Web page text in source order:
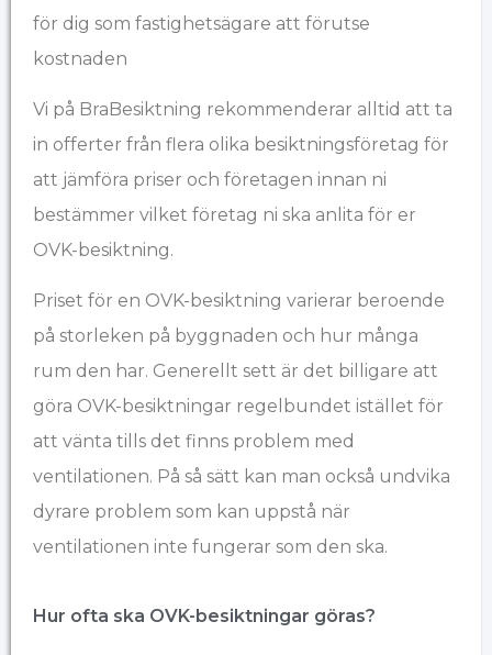
för dig som fastighetsägare att förutse
kostnaden
Vi på BraBesiktning rekommenderar alltid att ta
in offerter från flera olika besiktningsföretag för
att jämföra priser och företagen innan ni
bestämmer vilket företag ni ska anlita för er
OVK-besiktning.
Priset för en OVK-besiktning varierar beroende
på storleken på byggnaden och hur många
rum den har. Generellt sett är det billigare att
göra OVK-besiktningar regelbundet istället för
att vänta tills det finns problem med
ventilationen. På så sätt kan man också undvika
dyrare problem som kan uppstå när
ventilationen inte fungerar som den ska.
Hur ofta ska OVK-besiktningar göras?